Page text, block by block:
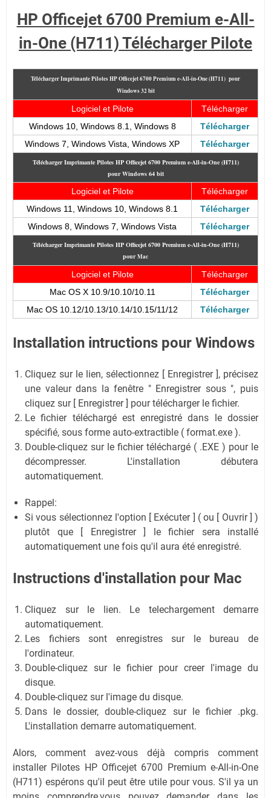
HP Officejet 6700 Premium e-All-
in-One (H711) Télécharger Pilote
Télécharger Imprimante Pilotes HP Officejet 6700 Premium e-All-in-One (H711) pour
Windows 32 bit
Logiciel et Pilote
Télécharger
Windows 10, Windows 8.1, Windows 8
Télécharger
Windows 7, Windows Vista, Windows XP
Télécharger
Télécharger Imprimante Pilotes HP Officejet 6700 Premium e-All-in-One (H711)
pour Windows 64 bit
Logiciel et Pilote
Télécharger
Windows 11, Windows 10, Windows 8.1
Télécharger
Windows 8, Windows 7, Windows Vista
Télécharger
Télécharger Imprimante Pilotes HP Officejet 6700 Premium e-All-in-One (H711)
pourMac
Logiciel et Pilote
Télécharger
Mac OS X 10.9/10.10/10.11
Télécharger
Mac OS 10.12/10.13/10.14/10.15/11/12
Télécharger
Installation intructions pour Windows
Cliquez sur le lien, sélectionnez [ Enregistrer ], précisez
une valeur dans la fenêtre " Enregistrer sous ", puis
cliquez sur [ Enregistrer ] pour télécharger le fichier.
Le fichier téléchargé est enregistré dans le dossier
spécifié, sous forme auto-extractible ( format.exe ).
Double-cliquez sur le fichier téléchargé ( .EXE ) pour le
décompresser. L'installation débutera
automatiquement.
Rappel:
Si vous sélectionnez l'option [ Exécuter ] ( ou [ Ouvrir ] )
plutôt que [ Enregistrer ] le fichier sera installé
automatiquement une fois qu'il aura été enregistré.
Instructions d'installation pour Mac
Cliquez sur le lien. Le telechargement demarre
automatiquement.
Les fichiers sont enregistres sur le bureau de
l'ordinateur.
Double-cliquez sur le fichier pour creer l'image du
disque.
Double-cliquez sur l'image du disque.
Dans le dossier, double-cliquez sur le fichier .pkg.
L'installation demarre automatiquement.
Alors, comment avez-vous déjà compris comment
installer Pilotes HP Officejet 6700 Premium e-All-in-One
(H711) espérons qu'il peut être utile pour vous. S'il ya un